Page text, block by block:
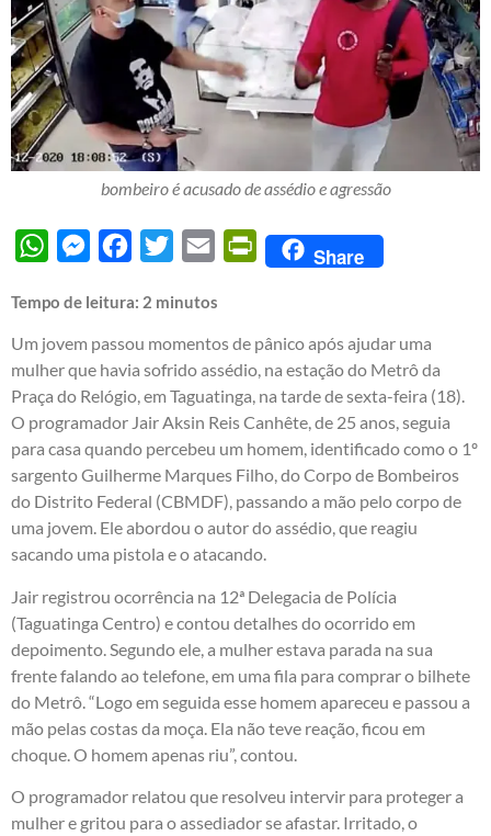
bombeiro é acusado de assédio e agressão
WhatsAppMessengerFacebook
Twitter Email PrintFriendly
Share
Tempo de leitura: 2 minutos
Um jovem passou momentos de pânico após ajudar uma
mulher que havia sofrido assédio, na estação do Metrô da
Praça do Relógio, em Taguatinga, na tarde de sexta-feira (18).
O programador Jair Aksin Reis Canhête, de 25 anos, seguia
para casa quando percebeu um homem, identificado como o 1º
sargento Guilherme Marques Filho, do Corpo de Bombeiros
do Distrito Federal (CBMDF), passando a mão pelo corpo de
uma jovem. Ele abordou o autor do assédio, que reagiu
sacando uma pistola e o atacando.
Jair registrou ocorrência na 12ª Delegacia de Polícia
(Taguatinga Centro) e contou detalhes do ocorrido em
depoimento. Segundo ele, a mulher estava parada na sua
frente falando ao telefone, em uma fila para comprar o bilhete
do Metrô. “Logo em seguida esse homem apareceu e passou a
mão pelas costas da moça. Ela não teve reação, ficou em
choque. O homem apenas riu”, contou.
O programador relatou que resolveu intervir para proteger a
mulher e gritou para o assediador se afastar. Irritado, o